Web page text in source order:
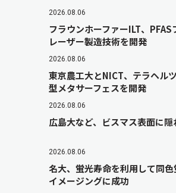
2026.08.06
フラウンホーファーILT、
レーザー製造技術を開発
2026.08.06
東京農工大とNICT、テラヘル
型メタサーフェスを開発
2026.08.06
広島大など、ビスマス表面に
2026.08.06
名大、蛍光寿命を利用して同
イメージングに成功